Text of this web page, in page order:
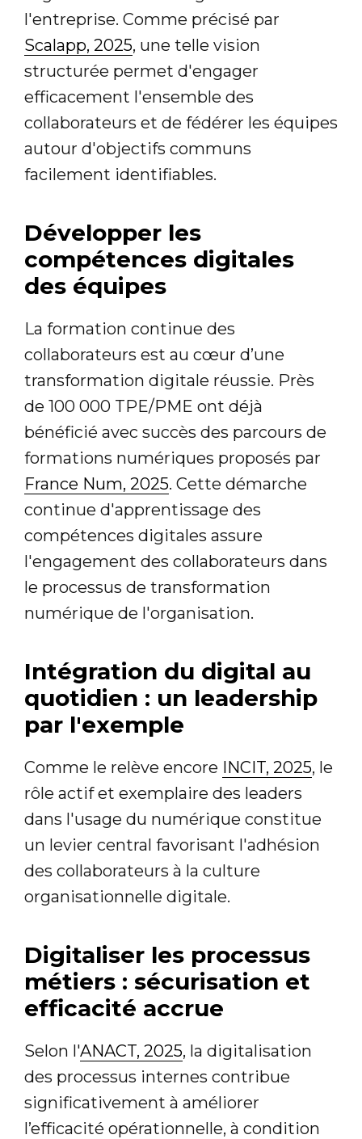
l'entreprise. Comme précisé par
Scalapp, 2025, une telle vision
structurée permet d'engager
efficacement l'ensemble des
collaborateurs et de fédérer les équipes
autour d'objectifs communs
facilement identifiables.
Développer les
compétences digitales
des équipes
La formation continue des
collaborateurs est au cœur d’une
transformation digitale réussie. Près
de 100 000 TPE/PME ont déjà
bénéficié avec succès des parcours de
formations numériques proposés par
France Num, 2025. Cette démarche
continue d'apprentissage des
compétences digitales assure
l'engagement des collaborateurs dans
le processus de transformation
numérique de l'organisation.
Intégration du digital au
quotidien : un leadership
par l'exemple
Comme le relève encore INCIT, 2025, le
rôle actif et exemplaire des leaders
dans l'usage du numérique constitue
un levier central favorisant l'adhésion
des collaborateurs à la culture
organisationnelle digitale.
Digitaliser les processus
métiers : sécurisation et
efficacité accrue
Selon l'ANACT, 2025, la digitalisation
des processus internes contribue
significativement à améliorer
l’efficacité opérationnelle, à condition